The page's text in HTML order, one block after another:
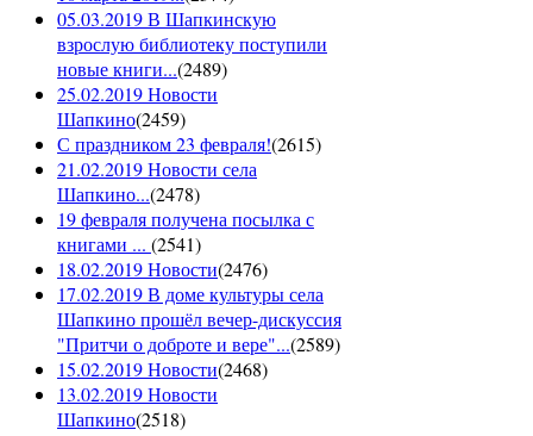
05.03.2019 В Шапкинскую
взрослую библиотеку поступили
новые книги...(2489)
25.02.2019 Новости
Шапкино(2459)
С праздником 23 февраля!(2615)
21.02.2019 Новости села
Шапкино...(2478)
19 февраля получена посылка с
книгами ... (2541)
18.02.2019 Новости(2476)
17.02.2019 В доме культуры села
Шапкино прошёл вечер-дискуссия
"Притчи о доброте и вере"...(2589)
15.02.2019 Новости(2468)
13.02.2019 Новости
Шапкино(2518)